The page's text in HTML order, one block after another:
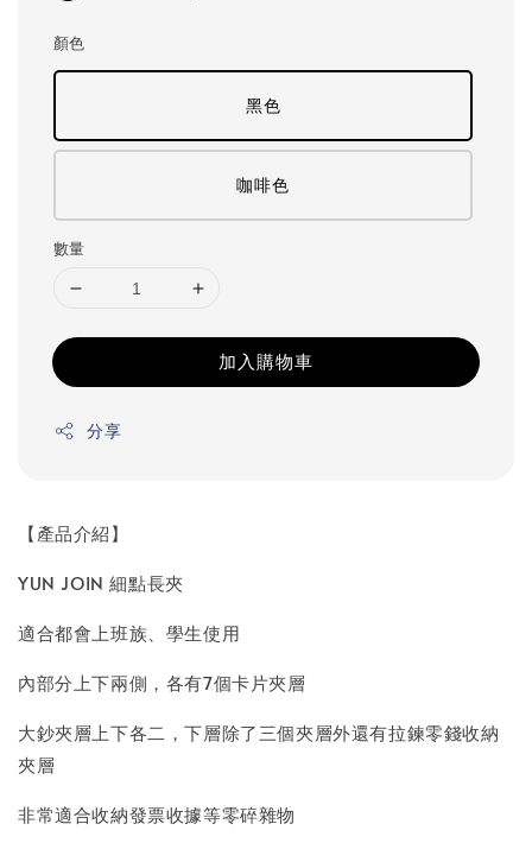
顏色
黑色
咖啡色
數量
加入購物車
分享
【產品介紹】
YUN JOIN 細點長夾
適合都會上班族、學生使用
內部分上下兩側，各有7個卡片夾層
大鈔夾層上下各二，下層除了三個夾層外還有拉鍊零錢收納
夾層
非常適合收納發票收據等零碎雜物